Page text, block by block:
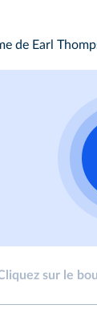
de Earl
sur le